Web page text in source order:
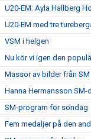
U20-EM: Ayla Hallberg
U20-EM med tre
VSM i helgen
Nu kör vi igen den
Massor av bilder från SM
Hanna Hermansson
SM-program för söndag
Fem medaljer på den